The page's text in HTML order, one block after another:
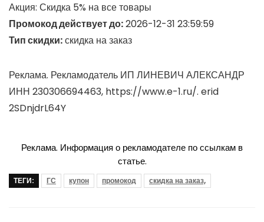
Акция: Скидка 5% на все товары
Промокод действует до:2026-12-31 23:59:59
Тип скидки:скидка на заказ
Реклама. Рекламодатель ИП ЛИНЕВИЧ АЛЕКСАНДР
ИНН 230306694463, https://www.e-1.ru/. erid
2SDnjdrL64Y
Реклама. Информация о рекламодателе по ссылкам в
статье.
ТЕГИ: ГС купон промокод скидка на заказ,